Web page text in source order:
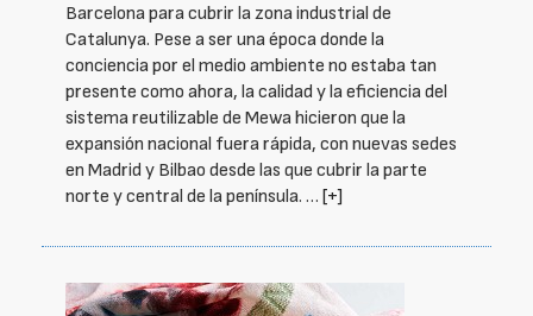
Barcelona para cubrir la zona industrial de
Catalunya. Pese a ser una época donde la
conciencia por el medio ambiente no estaba tan
presente como ahora, la calidad y la eficiencia del
sistema reutilizable de Mewa hicieron que la
expansión nacional fuera rápida, con nuevas sedes
en Madrid y Bilbao desde las que cubrir la parte
norte y central de la península. … [+]